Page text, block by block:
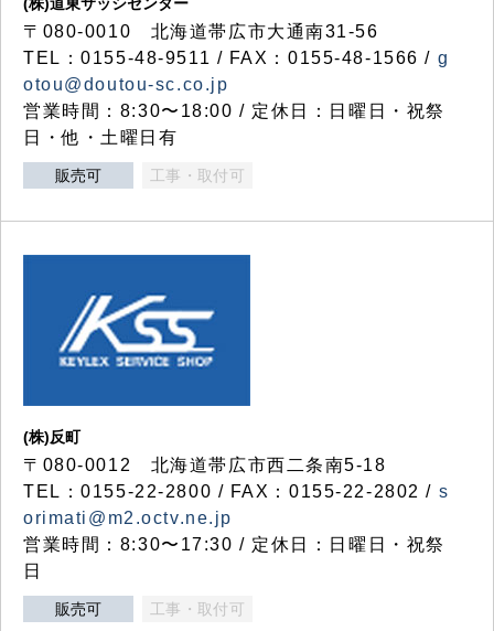
〒080-0010 北海道帯広市大通南31-56
TEL：0155-48-9511 / FAX：0155-48-1566 / g
otou@doutou-sc.co.jp
営業時間：8:30〜18:00 / 定休日：日曜日・祝祭
日・他・土曜日有
販売可 工事・取付可
(株)反町
〒080-0012 北海道帯広市西二条南5-18
TEL：0155-22-2800 / FAX：0155-22-2802 / s
orimati@m2.octv.ne.jp
営業時間：8:30〜17:30 / 定休日：日曜日・祝祭
日
販売可 工事・取付可